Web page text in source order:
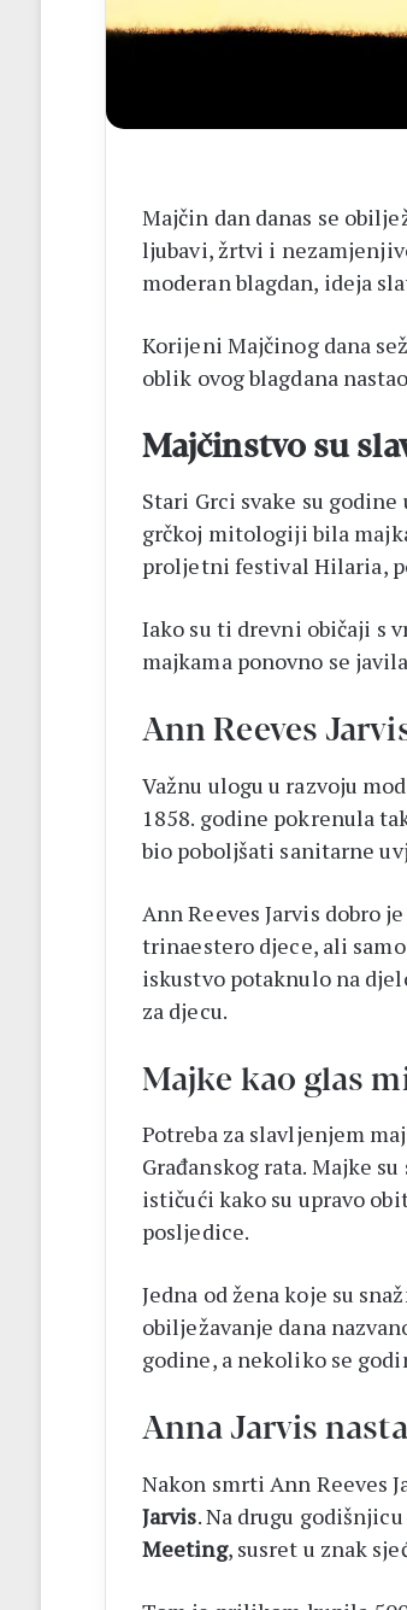
Majčin dan danas se
ljubavi, žrtvi i
moderan blagdan, ideja
Korijeni Majčinog dana
oblik ovog blagdana
Majčinstvo su
Stari Grci svake su
grčkoj mitologiji bila
proljetni festival Hilaria,
Iako su ti drevni običaji s
majkama ponovno se
Ann Reeves
Važnu ulogu u razvoju
1858. godine pokrenula
bio poboljšati sanitarne
Ann Reeves Jarvis dobro
trinaestero djece, ali
iskustvo potaknulo na
za djecu.
Majke kao glas
Potreba za slavljenjem
Građanskog rata. Majke
ističući kako su upravo
posljedice.
Jedna od žena koje su
obilježavanje dana
godine, a nekoliko se
Anna Jarvis
Nakon smrti Ann Reeves
Jarvis. Na drugu
Meeting, susret u znak